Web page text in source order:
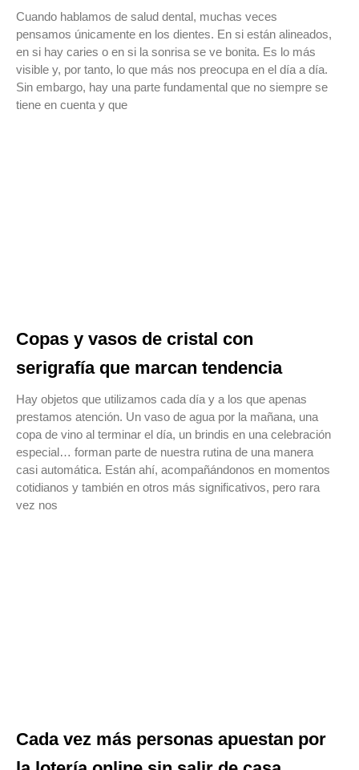
Cuando hablamos de salud dental, muchas veces
pensamos únicamente en los dientes. En si están alineados,
en si hay caries o en si la sonrisa se ve bonita. Es lo más
visible y, por tanto, lo que más nos preocupa en el día a día.
Sin embargo, hay una parte fundamental que no siempre se
tiene en cuenta y que
Copas y vasos de cristal con
serigrafía que marcan tendencia
Hay objetos que utilizamos cada día y a los que apenas
prestamos atención. Un vaso de agua por la mañana, una
copa de vino al terminar el día, un brindis en una celebración
especial… forman parte de nuestra rutina de una manera
casi automática. Están ahí, acompañándonos en momentos
cotidianos y también en otros más significativos, pero rara
vez nos
Cada vez más personas apuestan por